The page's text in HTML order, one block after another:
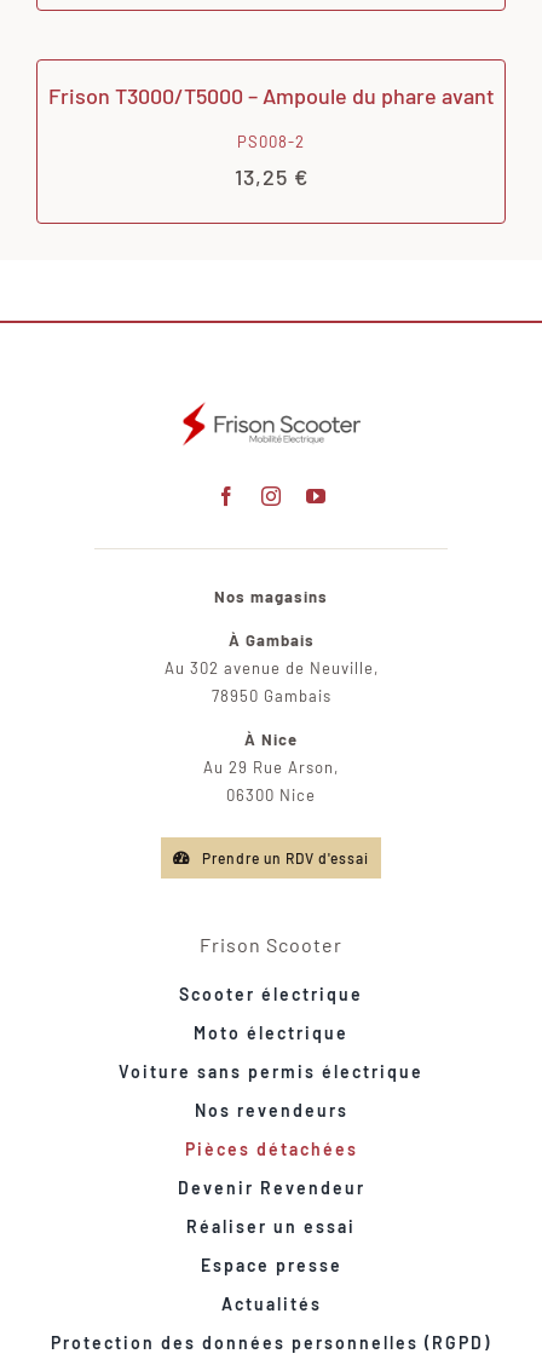
Frison T3000/T5000 – Ampoule du phare avant
PS008-2
13,25 €
Nos magasins
À Gambais
Au 302 avenue de Neuville,
78950 Gambais
À Nice
Au 29 Rue Arson,
06300 Nice
Prendre un RDV d'essai
Frison Scooter
Scooter électrique
Moto électrique
Voiture sans permis électrique
Nos revendeurs
Pièces détachées
Devenir Revendeur
Réaliser un essai
Espace presse
Actualités
Protection des données personnelles (RGPD)